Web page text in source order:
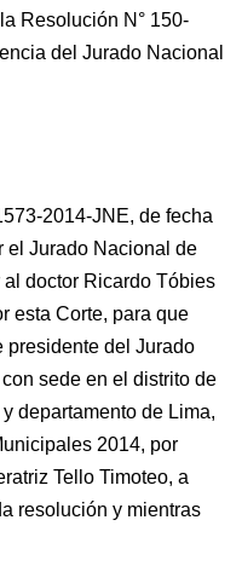
Resolución N° 150-
del Jurado Nacional
2014-JNE, de fecha
el Jurado Nacional de
doctor Ricardo Tóbies
esta Corte, para que
presidente del Jurado
sede en el distrito de
departamento de Lima,
2014, por
Tello Timoteo, a
resolución y mientras